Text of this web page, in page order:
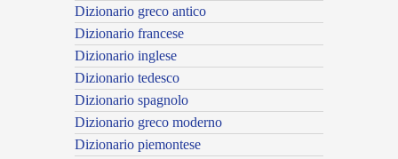
Dizionario greco antico
Dizionario francese
Dizionario inglese
Dizionario tedesco
Dizionario spagnolo
Dizionario greco moderno
Dizionario piemontese